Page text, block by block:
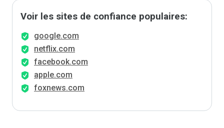
Voir les sites de confiance populaires:
google.com
netflix.com
facebook.com
apple.com
foxnews.com